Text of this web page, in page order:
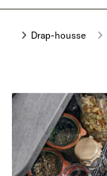
Drap-housse